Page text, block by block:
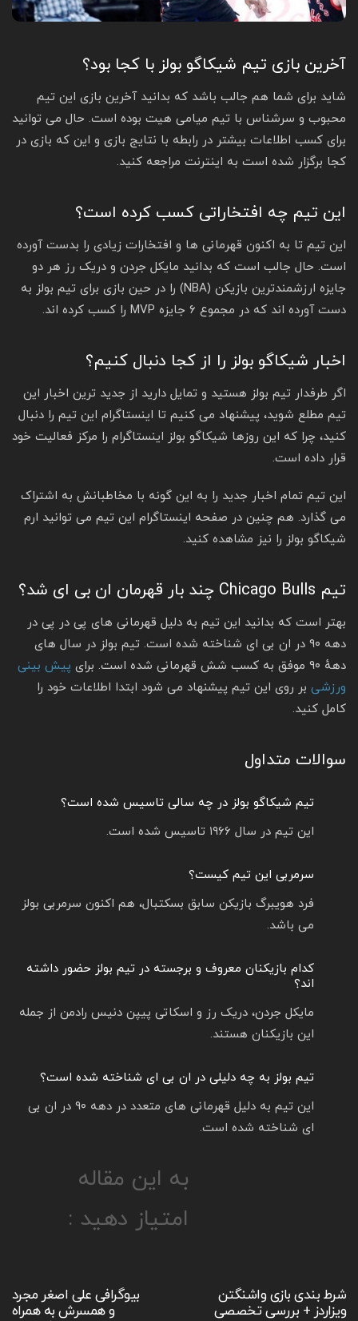
آخرین بازی تیم شیکاگو بولز با کجا بود؟
شاید برای شما هم جالب باشد که بدانید آخرین بازی این تیم
محبوب و سرشناس با تیم میامی هیت بوده است. حال می‌ توانید
برای کسب اطلاعات بیشتر در رابطه با نتایج بازی و این که بازی در
کجا برگزار شده است به اینترنت مراجعه کنید.
این تیم چه افتخاراتی کسب کرده است؟
این تیم تا به اکنون قهرمانی ها و افتخارات زیادی را بدست آورده
است. حال جالب است که بدانید مایکل جردن و دریک رز هر دو
جایزه ارزشمندترین بازیکن (NBA) را در حین بازی برای تیم بولز به
دست آورده اند که در مجموع ۶ جایزه MVP را کسب کرده اند.
اخبار شیکاگو بولز را از کجا دنبال کنیم؟
اگر طرفدار تیم بولز هستید و تمایل دارید از جدید ترین اخبار این
تیم مطلع شوید، پیشنهاد می کنیم تا اینستاگرام این تیم را دنبال
کنید، چرا که این روزها شیکاگو بولز اینستاگرام را مرکز فعالیت خود
قرار داده است.
این تیم تمام اخبار جدید را به این گونه با مخاطبانش به اشتراک
می گذارد. هم چنین در صفحه اینستاگرام این تیم می توانید ارم
شیکاگو بولز را نیز مشاهده کنید.
تیم Chicago Bulls چند بار قهرمان ان بی ای شد؟
بهتر است که بدانید این تیم به دلیل قهرمانی‌ های پی در پی در
دهه ۹۰ در ان‌ بی‌ ای شناخته شده‌ است. تیم بولز در سال‌ های
دههٔ ۹۰ موفق به کسب شش قهرمانی شده‌ است. برای
پیش بینی
ورزشی بر روی این تیم پیشنهاد می شود ابتدا اطلاعات خود را
کامل کنید.
سوالات متداول
تیم شیکاگو بولز در چه سالی تاسیس شده است؟
این تیم در سال ۱۹۶۶ تاسیس شده است.
سرمربی این تیم کیست؟
فرد هویبرگ بازیکن سابق بسکتبال، هم اکنون سرمربی بولز
می باشد.
کدام بازیکنان معروف و برجسته در تیم بولز حضور داشته
اند؟
مایکل جردن، دریک رز‌ و اسکاتی پیپن دنیس رادمن از جمله
این بازیکنان هستند.
تیم بولز به چه دلیلی در ان‌ بی‌ ای شناخته شده است؟
این تیم به دلیل قهرمانی‌ های متعدد در دهه ۹۰ در ان‌ بی‌
ای شناخته شده‌ است.
به این مقاله
امتیاز دهید :
بیوگرافی علی اصغر مجرد
و همسرش به همراه
شرط بندی بازی واشنگتن
ویزاردز + بررسی تخصصی